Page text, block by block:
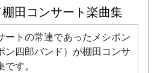
田コンサート楽曲集
ートの常連であったメシポン
ン四郎バンド）が棚田コンサ
す。